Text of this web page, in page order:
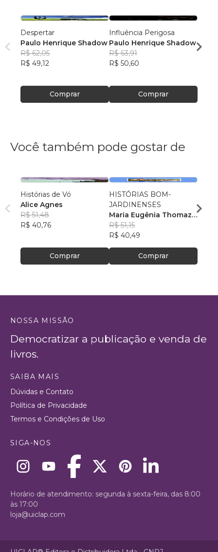
Despertar
Paulo Henrique Shadow
R$ 62,05
R$ 49,12
Comprar
Influência Perigosa
Paulo Henrique Shadow
R$ 63,91
R$ 50,60
Comprar
R$
Você também pode gostar de
Histórias de Vó
Alice Agnes
R$ 51,48
R$ 40,76
Comprar
HISTÓRIAS BOM-
JARDINENSES
Maria Eugênia Thomaz
Figueira
R$ 51,15
R$ 40,49
Comprar
Vitor
NOSSA MISSÃO
Democratizar a publicação e venda de
livros.
SAIBA MAIS
Dúvidas e Contato
Política de Privacidade
Termos e Condições de Uso
SIGA-NOS
Horário de atendimento: segunda à sexta-feira, das 8:00
às 17:00
loja@uiclap.com